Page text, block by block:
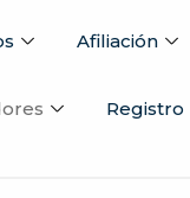
Afiliación
Registro